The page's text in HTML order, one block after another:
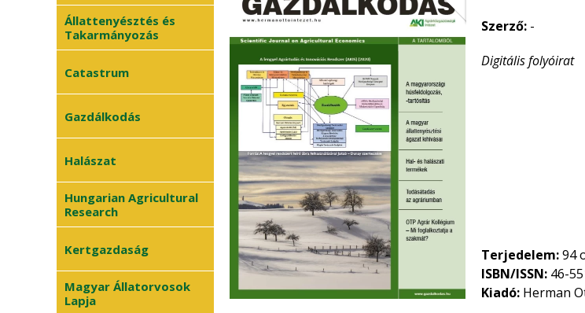
Állattenyésztés és
Takarmányozás
Catastrum
Gazdálkodás
Halászat
Hungarian Agricultural
Research
Kertgazdaság
Magyar Állatorvosok
Lapja
Szerző: -
Digitális folyóirat
Terjedelem:94
ISBN/ISSN: 46-
Kiadó: Herman